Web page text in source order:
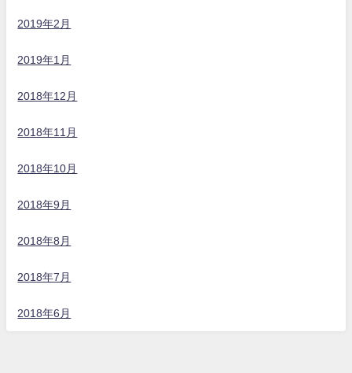
2019年2月
2019年1月
2018年12月
2018年11月
2018年10月
2018年9月
2018年8月
2018年7月
2018年6月